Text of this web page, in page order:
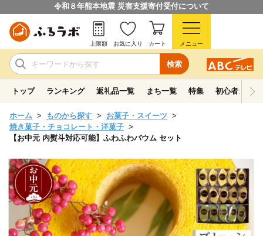
令和８年熊本地震 災害支援寄付受付について
検索
上限額 お気に入り カート メニュー
トップ ランキング 返礼品一覧 まち一覧 特集 初心者ガイド
ホーム ものから探す
お菓子・スイーツ
焼き菓子・チョコレート・洋菓子
【お中元 内熨斗対応可能】ふわふわバウム セット